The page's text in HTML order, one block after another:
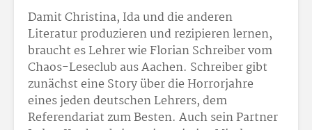
Damit Christina, Ida und die anderen
Literatur produzieren und rezipieren lernen,
braucht es Lehrer wie Florian Schreiber vom
Chaos-Leseclub aus Aachen. Schreiber gibt
zunächst eine Story über die Horrorjahre
eines jeden deutschen Lehrers, dem
Referendariat zum Besten. Auch sein Partner